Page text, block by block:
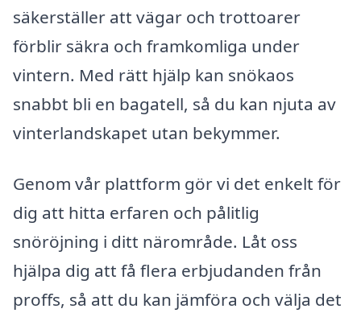
säkerställer att vägar och trottoarer
förblir säkra och framkomliga under
vintern. Med rätt hjälp kan snökaos
snabbt bli en bagatell, så du kan njuta av
vinterlandskapet utan bekymmer.
Genom vår plattform gör vi det enkelt för
dig att hitta erfaren och pålitlig
snöröjning i ditt närområde. Låt oss
hjälpa dig att få flera erbjudanden från
proffs, så att du kan jämföra och välja det